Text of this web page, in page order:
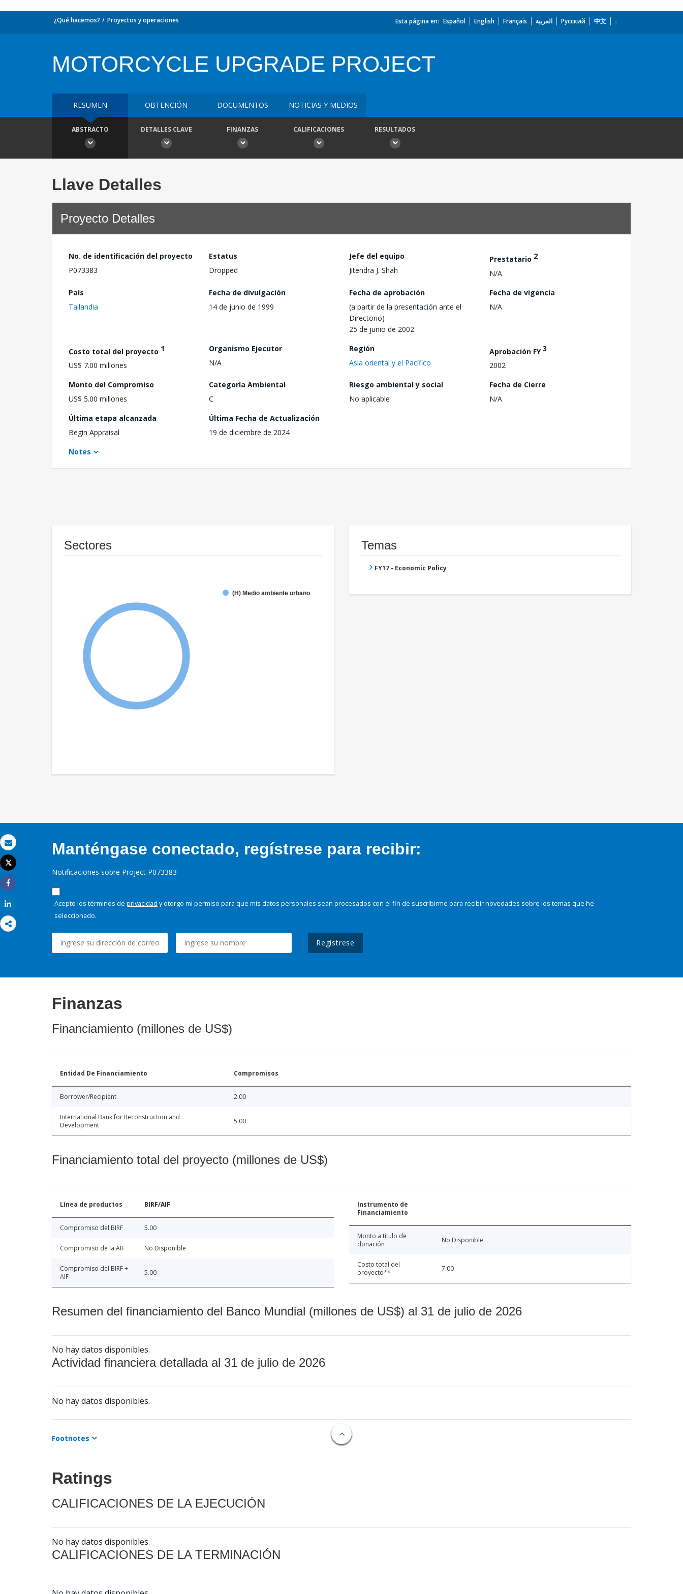
Correo electrónico
Imprimir
Tweet
Share
¿Qué hacemos? Proyectos y operaciones Esta página en: Español English Français العربية Русский 中文
MOTORCYCLE UPGRADE PROJECT
RESUMEN OBTENCIÓN DOCUMENTOS NOTICIAS Y MEDIOS
ABSTRACTO DETALLES CLAVE FINANZAS CALIFICACIONES RESULTADOS
Llave Detalles
Proyecto Detalles
No. de identificación del proyecto
P073383
Estatus
Dropped
Jefe del equipo
Jitendra J. Shah
Prestatario 2
N/A
País
Tailandia
Fecha de divulgación
14 de junio de 1999
Fecha de aprobación
(a partir de la presentación ante el
Directorio)
25 de junio de 2002
Fecha de vigencia
N/A
Costo total del proyecto 1
US$ 7.00 millones
Organismo Ejecutor
N/A
Región
Asia oriental y el Pacífico
Aprobación FY3
2002
Monto del Compromiso
US$ 5.00 millones
Categoría Ambiental
C
Riesgo ambiental y social
No aplicable
Fecha de Cierre
N/A
Última etapa alcanzada
Begin Appraisal
Última Fecha de Actualización
19 de diciembre de 2024
Notes
Sectores
(H) Medio ambiente urbano
Temas
FY17 - Economic Policy
Manténgase conectado, regístrese para recibir:
Notificaciones sobre Project P073383
Acepto los términos de privacidad y otorgo mi permiso para que mis datos personales sean procesados con el fin de suscribirme para recibir novedades sobre los temas que he
seleccionado.
Regístrese
Finanzas
Financiamiento (millones de US$)
Entidad De Financiamiento Compromisos
Borrower/Recipient 2.00
International Bank for Reconstruction and
Development
5.00
Financiamiento total del proyecto (millones de US$)
Línea de productos BIRF/AIF
Compromiso del BIRF 5.00
Compromiso de la AIF No Disponible
Compromiso del BIRF +
AIF
5.00
Instrumento de
Financiamiento
Monto a título de
donación
No Disponible
Costo total del
proyecto**
7.00
Resumen del financiamiento del Banco Mundial (millones de US$) al 31 de julio de 2026
No hay datos disponibles.
Actividad financiera detallada al 31 de julio de 2026
No hay datos disponibles.
Footnotes
Ratings
CALIFICACIONES DE LA EJECUCIÓN
No hay datos disponibles.
CALIFICACIONES DE LA TERMINACIÓN